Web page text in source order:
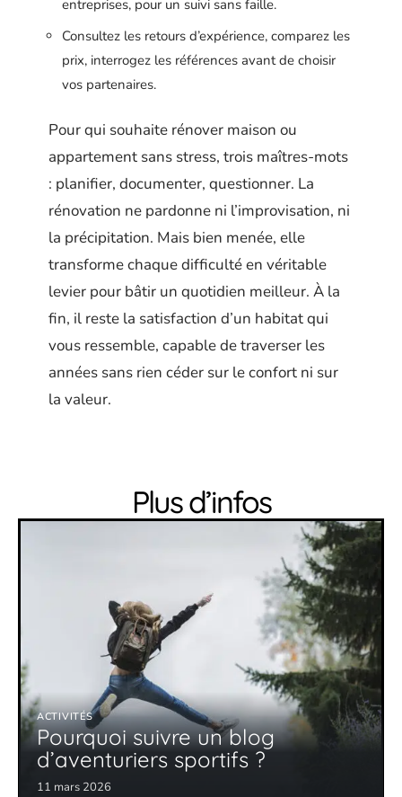
entreprises, pour un suivi sans faille.
Consultez les retours d’expérience, comparez les
prix, interrogez les références avant de choisir
vos partenaires.
Pour qui souhaite rénover maison ou
appartement sans stress, trois maîtres-mots
: planifier, documenter, questionner. La
rénovation ne pardonne ni l’improvisation, ni
la précipitation. Mais bien menée, elle
transforme chaque difficulté en véritable
levier pour bâtir un quotidien meilleur. À la
fin, il reste la satisfaction d’un habitat qui
vous ressemble, capable de traverser les
années sans rien céder sur le confort ni sur
la valeur.
Plus d’infos
ACTIVITÉS
Pourquoi suivre un blog
d’aventuriers sportifs ?
11 mars 2026